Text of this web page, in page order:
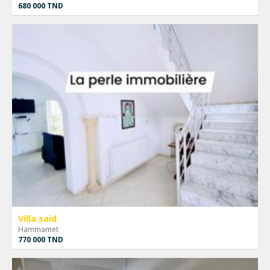
680 000 TND
Villa said
Hammamet
770 000 TND